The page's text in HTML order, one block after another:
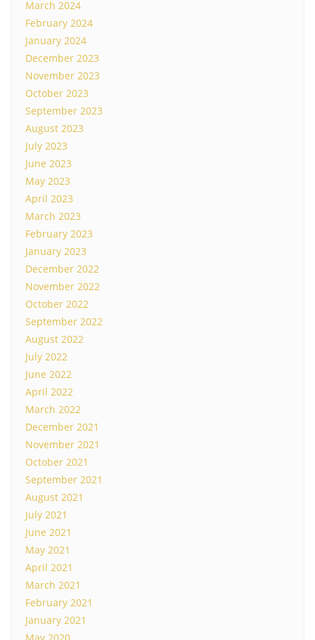
March 2024
February 2024
January 2024
December 2023
November 2023
October 2023
September 2023
August 2023
July 2023
June 2023
May 2023
April 2023
March 2023
February 2023
January 2023
December 2022
November 2022
October 2022
September 2022
August 2022
July 2022
June 2022
April 2022
March 2022
December 2021
November 2021
October 2021
September 2021
August 2021
July 2021
June 2021
May 2021
April 2021
March 2021
February 2021
January 2021